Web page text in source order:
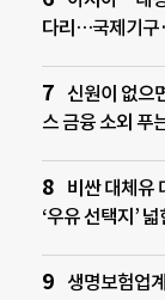
다리…국제기구
신원이 없으
스 금융 소외 푸
비싼 대체유
‘우유 선택지’
생명보험업